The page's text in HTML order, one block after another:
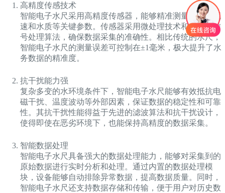
高精度传感技术
智能电子水尺采用高精度传感器，能够精准测量水位、流
速和水质等关键参数。传感器采用微处理技术和先进的信
号处理算法，确保数据采集的准确性。相比传统的水尺，
智能电子水尺的测量误差可控制在±1毫米，极大提升了水
务数据的精准度。
抗干扰能力强
复杂多变的水环境条件下，智能电子水尺能够有效抵抗电
磁干扰、温度波动等外部因素，保证数据的稳定性和可靠
性。其抗干扰性能得益于先进的滤波算法和抗干扰设计，
使得即使在恶劣环境下，也能保持高精度的数据采集。
智能数据处理
智能电子水尺具备强大的数据处理能力，能够对采集到的
原始数据进行实时分析和处理。通过内置的数据处理模
块，设备能够自动排除异常数据，提高数据质量。同时，
智能电子水尺还支持数据存储和传输，便于用户对历史数